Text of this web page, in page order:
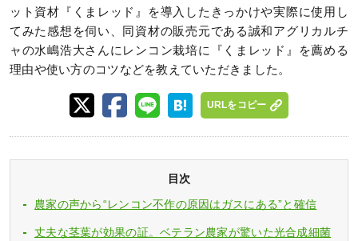
ット資材『くまレッド』を導入したきっかけや実際に使用し
てみた感想を伺い、同資材の販売元である誠和アグリカルチ
ャの水嶋浩大さんにレンコン栽培に『くまレッド』を薦める
理由や使い方のコツなどを教えていただきました。
URLをコピー
目次
農家の声から“レンコン不作の原因はガスにある”と確信
丈夫な茎葉が効果の証。ベテラン農家が驚いた光合成細菌